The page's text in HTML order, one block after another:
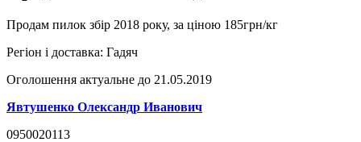
Продам пилок збір 2018 року, за ціною 185грн/кг
Регіон і доставка: Гадяч
Оголошення актуальне до 21.05.2019
Явтушенко Олександр Иванович
0950020113